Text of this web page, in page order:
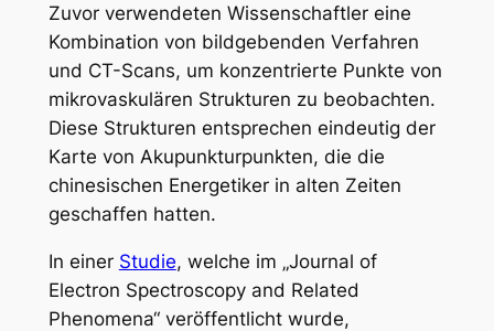
Zuvor verwendeten Wissenschaftler eine
Kombination von bildgebenden Verfahren
und CT-Scans, um konzentrierte Punkte von
mikrovaskulären Strukturen zu beobachten.
Diese Strukturen entsprechen eindeutig der
Karte von Akupunkturpunkten, die die
chinesischen Energetiker in alten Zeiten
geschaffen hatten.
In einer Studie, welche im „Journal of
Electron Spectroscopy and Related
Phenomena“ veröffentlicht wurde,